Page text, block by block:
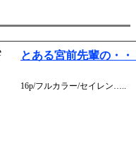
とある宮前先輩の・・
16p/フルカラー/セイレン…..